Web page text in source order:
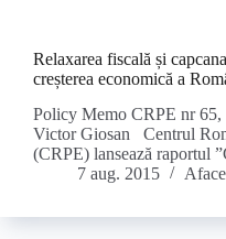
Relaxarea fiscală și
creșterea economică a
Policy Memo CRPE nr
Victor Giosan Centrul
(CRPE) lansează raportul
7 aug. 2015